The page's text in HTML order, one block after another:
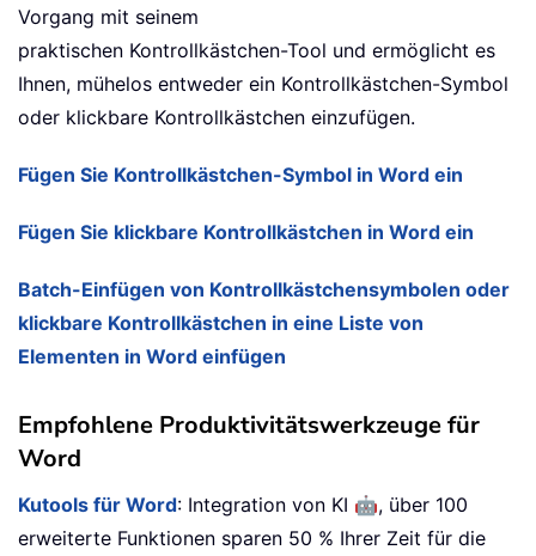
Vorgang mit seinem
praktischen Kontrollkästchen-Tool und ermöglicht es
Ihnen, mühelos entweder ein Kontrollkästchen-Symbol
oder klickbare Kontrollkästchen einzufügen.
Fügen Sie Kontrollkästchen-Symbol in Word ein
Fügen Sie klickbare Kontrollkästchen in Word ein
Batch-Einfügen von Kontrollkästchensymbolen oder
klickbare Kontrollkästchen in eine Liste von
Elementen in Word einfügen
Empfohlene Produktivitätswerkzeuge für
Word
Kutools für Word: Integration von KI 🤖, über 100
erweiterte Funktionen sparen 50 % Ihrer Zeit für die